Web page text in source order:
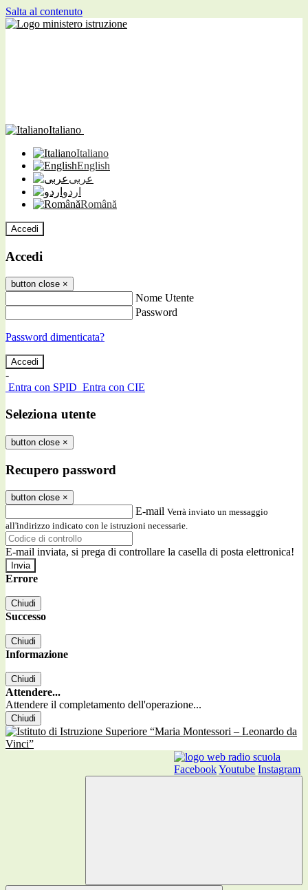
Salta al contenuto
Italiano
Italiano
English
عربى
اردو
Română
Accedi
Accedi
button close ×
Nome Utente
Password
Password dimenticata?
-
Entra con SPID Entra con CIE
Seleziona utente
button close ×
Recupero password
button close ×
E-mail Verrà inviato un messaggio
all'indirizzo indicato con le istruzioni necessarie.
E-mail inviata, si prega di controllare la casella di posta elettronica!
Errore
Chiudi
Successo
Chiudi
Informazione
Chiudi
Attendere...
Attendere il completamento dell'operazione...
Chiudi
FacebookYoutube Instagram